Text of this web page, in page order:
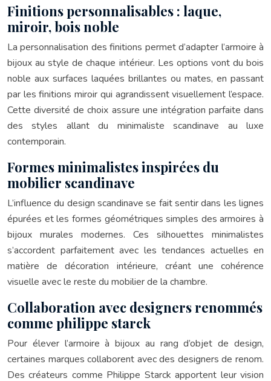
Finitions personnalisables : laque,
miroir, bois noble
La personnalisation des finitions permet d’adapter l’armoire à
bijoux au style de chaque intérieur. Les options vont du bois
noble aux surfaces laquées brillantes ou mates, en passant
par les finitions miroir qui agrandissent visuellement l’espace.
Cette diversité de choix assure une intégration parfaite dans
des styles allant du minimaliste scandinave au luxe
contemporain.
Formes minimalistes inspirées du
mobilier scandinave
L’influence du design scandinave se fait sentir dans les lignes
épurées et les formes géométriques simples des armoires à
bijoux murales modernes. Ces silhouettes minimalistes
s’accordent parfaitement avec les tendances actuelles en
matière de décoration intérieure, créant une cohérence
visuelle avec le reste du mobilier de la chambre.
Collaboration avec designers renommés
comme philippe starck
Pour élever l’armoire à bijoux au rang d’objet de design,
certaines marques collaborent avec des designers de renom.
Des créateurs comme Philippe Starck apportent leur vision